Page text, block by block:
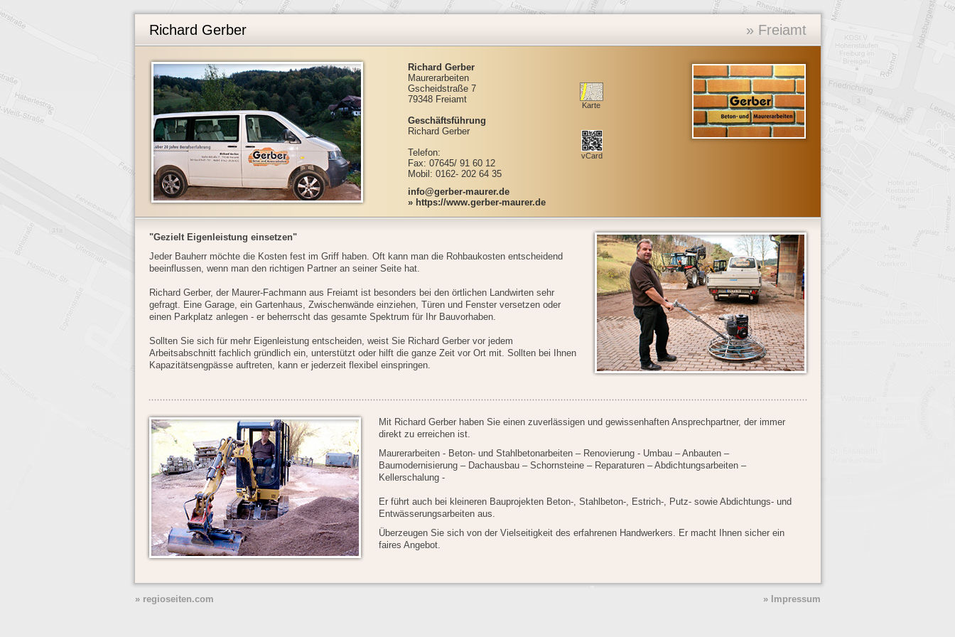
Richard Gerber » Freiamt
Richard Gerber
Maurerarbeiten
Gscheidstraße 7
79348 Freiamt
Karte
Geschäftsführung
Richard Gerber
Telefon:
Fax: 07645/ 91 60 12
Mobil: 0162- 202 64 35
info@gerber-maurer.de
» https://www.gerber-maurer.de
vCard
"Gezielt Eigenleistung einsetzen"
Jeder Bauherr möchte die Kosten fest im Griff haben. Oft kann man die Rohbaukosten entscheidend
beeinflussen, wenn man den richtigen Partner an seiner Seite hat.
Richard Gerber, der Maurer-Fachmann aus Freiamt ist besonders bei den örtlichen Landwirten sehr
gefragt. Eine Garage, ein Gartenhaus, Zwischenwände einziehen, Türen und Fenster versetzen oder
einen Parkplatz anlegen - er beherrscht das gesamte Spektrum für Ihr Bauvorhaben.
Sollten Sie sich für mehr Eigenleistung entscheiden, weist Sie Richard Gerber vor jedem
Arbeitsabschnitt fachlich gründlich ein, unterstützt oder hilft die ganze Zeit vor Ort mit. Sollten bei Ihnen
Kapazitätsengpässe auftreten, kann er jederzeit flexibel einspringen.
Mit Richard Gerber haben Sie einen zuverlässigen und gewissenhaften Ansprechpartner, der immer
direkt zu erreichen ist.
Maurerarbeiten - Beton- und Stahlbetonarbeiten – Renovierung - Umbau – Anbauten –
Baumodernisierung – Dachausbau – Schornsteine – Reparaturen – Abdichtungsarbeiten –
Kellerschalung -
Er führt auch bei kleineren Bauprojekten Beton-, Stahlbeton-, Estrich-, Putz- sowie Abdichtungs- und
Entwässerungsarbeiten aus.
Überzeugen Sie sich von der Vielseitigkeit des erfahrenen Handwerkers. Er macht Ihnen sicher ein
faires Angebot.
» regioseiten.com » Impressum